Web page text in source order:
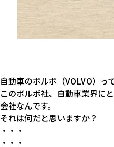
自動車のボルボ（VOLVO）っ
このボルボ社、自動車業界に
会社なんです。
それは何だと思いますか？
・・・
・・・